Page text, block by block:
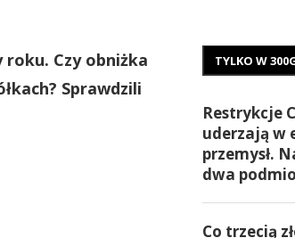
roku. Czy obniżka
Sprawdzili
TYLKO W
Restrykcje
uderzają w
przemysł.
dwa
Co trzecią